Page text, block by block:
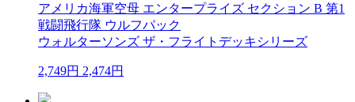
アメリカ海軍空母 エンタープライズ セクション B 第1
戦闘飛行隊 ウルフパック
ウォルターソンズ ザ・フライトデッキシリーズ
2,749円 2,474円